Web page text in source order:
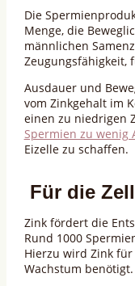
Die
Menge, die
männlichen
Zeugungsfähigkeit,
Ausdauer und
vom Zinkgehalt im
einen zu niedrigen
Spermien zu wenig
Eizelle zu schaffen.
Für die
Zink fördert die
Rund 1000
Hierzu wird Zink
Wachstum benötigt.